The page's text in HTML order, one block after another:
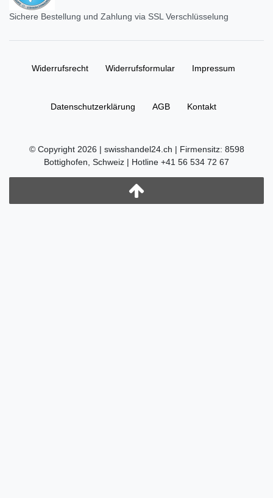
Sichere Bestellung und Zahlung via SSL Verschlüsselung
Widerrufs­recht Widerrufs­formular Impressum
Daten­schutz­erklärung AGB Kontakt
© Copyright 2026 | swisshandel24.ch | Firmensitz: 8598
Bottighofen, Schweiz | Hotline +41 56 534 72 67